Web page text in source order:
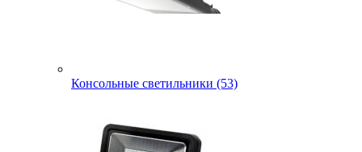
Консольные светильники (53)